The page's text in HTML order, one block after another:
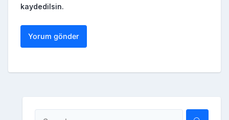
kaydedilsin.